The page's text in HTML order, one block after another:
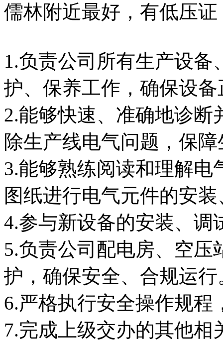
儒林附近最好，有低压证
1.负责公司所有生产设
护、保养工作，确保设
2.能够快速、准确地诊
除生产线电气问题，保
3.能够熟练阅读和理解
图纸进行电气元件的安
4.参与新设备的安装、调
5.负责公司配电房、空
护，确保安全、合规运行
6.严格执行安全操作规程
7.完成上级交办的其他相